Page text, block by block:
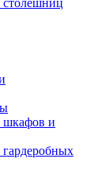
шкафов и